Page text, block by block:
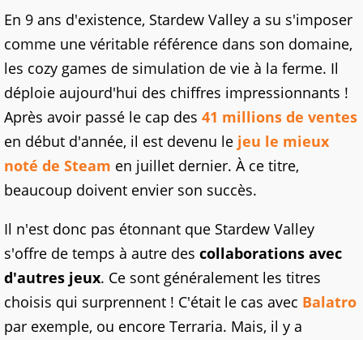
En 9 ans d'existence, Stardew Valley a su s'imposer
comme une véritable référence dans son domaine,
les cozy games de simulation de vie à la ferme. Il
déploie aujourd'hui des chiffres impressionnants !
Après avoir passé le cap des 41 millions de ventes
en début d'année, il est devenu le jeu le mieux
noté de Steam en juillet dernier. À ce titre,
beaucoup doivent envier son succès.
Il n'est donc pas étonnant que Stardew Valley
s'offre de temps à autre des collaborations avec
d'autres jeux. Ce sont généralement les titres
choisis qui surprennent ! C'était le cas avec Balatro
par exemple, ou encore Terraria. Mais, il y a